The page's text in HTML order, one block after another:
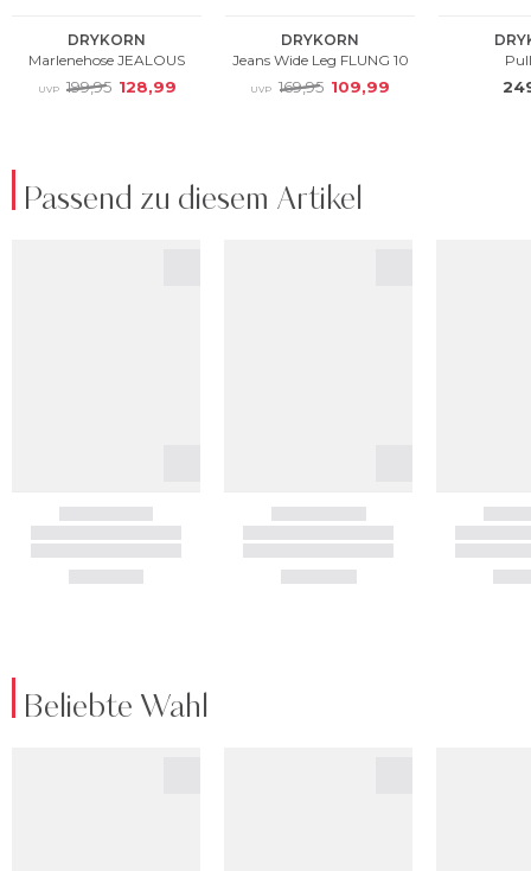
Passend zu diesem Artikel
Beliebte Wahl